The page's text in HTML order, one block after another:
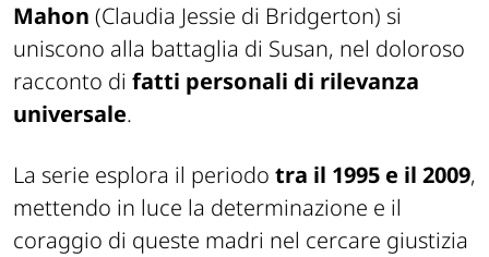
Mahon (Claudia Jessie di Bridgerton) si
uniscono alla battaglia di Susan, nel doloroso
racconto di fatti personali di rilevanza
universale.
La serie esplora il periodo tra il 1995 e il 2009,
mettendo in luce la determinazione e il
coraggio di queste madri nel cercare giustizia